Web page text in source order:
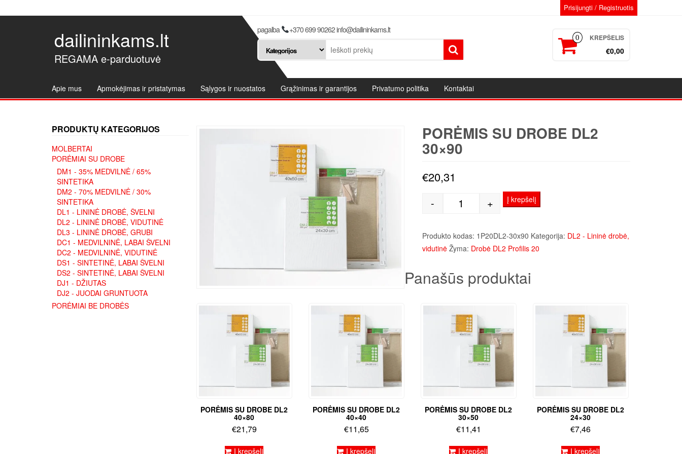
Prisijungti / Registruotis
dailininkams.lt
REGAMA e-parduotuvė
pagalba +370 699 90262 info@dailininkams.lt
0 KREPŠELIS
€0,00
Apie mus Apmokėjimas ir pristatymas Sąlygos ir nuostatos Grąžinimas ir garantijos Privatumo politika Kontaktai
PRODUKTŲ KATEGORIJOS
MOLBERTAI
PORĖMIAI SU DROBE
DM1 - 35% MEDVILNĖ / 65%
SINTETIKA
DM2 - 70% MEDVILNĖ / 30%
SINTETIKA
DL1 - LININĖ DROBĖ, ŠVELNI
DL2 - LININĖ DROBĖ, VIDUTINĖ
DL3 - LININĖ DROBĖ, GRUBI
DC1 - MEDVILNINĖ, LABAI ŠVELNI
DC2 - MEDVILNINĖ, VIDUTINĖ
DS1 - SINTETINĖ, LABAI ŠVELNI
DS2 - SINTETINĖ, LABAI ŠVELNI
DJ1 - DŽIUTAS
DJ2 - JUODAI GRUNTUOTA
PORĖMIAI BE DROBĖS
PORĖMIS SU DROBE DL2
30×90
€20,31
produkto kiekis: Porėmis su drobe DL2 30x90
- + Į krepšelį
Produkto kodas: 1P20DL2-30x90 Kategorija: DL2 - Lininė drobė,
vidutinė Žyma: Drobė DL2 Profilis 20
Panašūs produktai
PORĖMIS SU DROBE DL2
40×80
€21,79
Į krepšelį
PORĖMIS SU DROBE DL2
40×40
€11,65
Į krepšelį
PORĖMIS SU DROBE DL2
30×50
€11,41
Į krepšelį
PORĖMIS SU DROBE DL2
24×30
€7,46
Į krepšelį